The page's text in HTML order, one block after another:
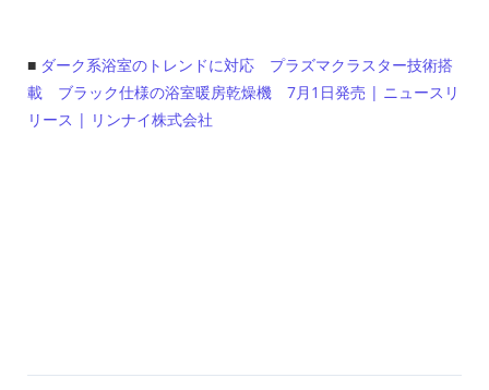
■ ダーク系浴室のトレンドに対応 プラズマクラスター技術搭
載 ブラック仕様の浴室暖房乾燥機 7月1日発売 | ニュースリ
リース | リンナイ株式会社